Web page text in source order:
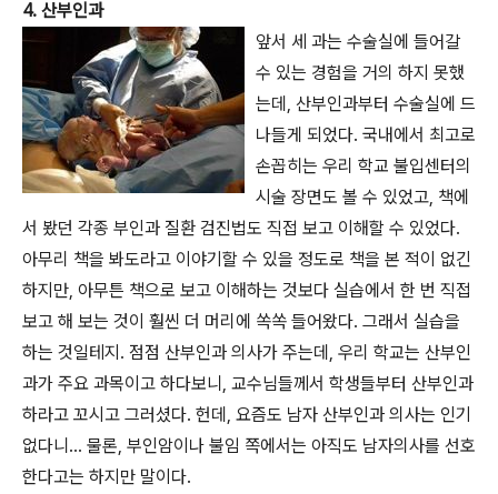
4. 산부인과
앞서 세 과는 수술실에 들어갈
수 있는 경험을 거의 하지 못했
는데, 산부인과부터 수술실에 드
나들게 되었다. 국내에서 최고로
손꼽히는 우리 학교 불입센터의
시술 장면도 볼 수 있었고, 책에
서 봤던 각종 부인과 질환 검진법도 직접 보고 이해할 수 있었다.
아무리 책을 봐도라고 이야기할 수 있을 정도로 책을 본 적이 없긴
하지만, 아무튼 책으로 보고 이해하는 것보다 실습에서 한 번 직접
보고 해 보는 것이 훨씬 더 머리에 쏙쏙 들어왔다. 그래서 실습을
하는 것일테지. 점점 산부인과 의사가 주는데, 우리 학교는 산부인
과가 주요 과목이고 하다보니, 교수님들께서 학생들부터 산부인과
하라고 꼬시고 그러셨다. 헌데, 요즘도 남자 산부인과 의사는 인기
없다니... 물론, 부인암이나 불임 쪽에서는 아직도 남자의사를 선호
한다고는 하지만 말이다.